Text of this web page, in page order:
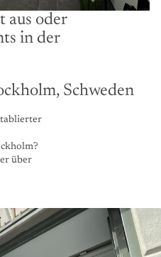
aus oder
in der
Schweden
über